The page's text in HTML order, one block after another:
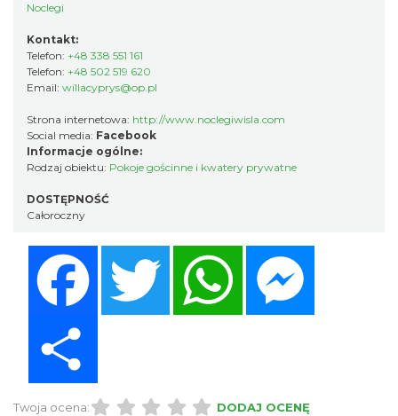
Noclegi
Kontakt:
Telefon: +48 338 551 161
Telefon: +48 502 519 620
Email: willacyprys@op.pl
Strona internetowa: http://www.noclegiwisla.com
Social media: Facebook
Informacje ogólne:
Rodzaj obiektu: Pokoje gościnne i kwatery prywatne
DOSTĘPNOŚĆ
Całoroczny
Twitter WhatsApp
Twoja ocena: DODAJ OCENĘ